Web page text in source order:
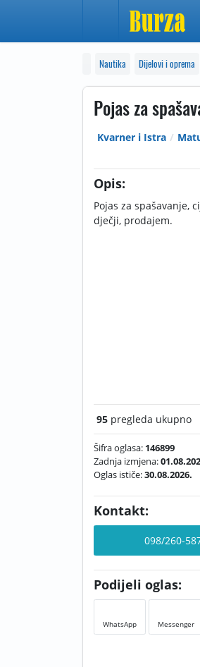
Nautika Dijelovi i oprema
Pojas za
Kvarner i Istra
Opis:
Pojas za spašavanje,
dječji, prodajem.
95 pregleda ukupno
Šifra oglasa: 146899
Zadnja izmjena:
Oglas ističe:30.08.2026.
Kontakt:
098/260-
Podijeli oglas:
WhatsApp Messenger